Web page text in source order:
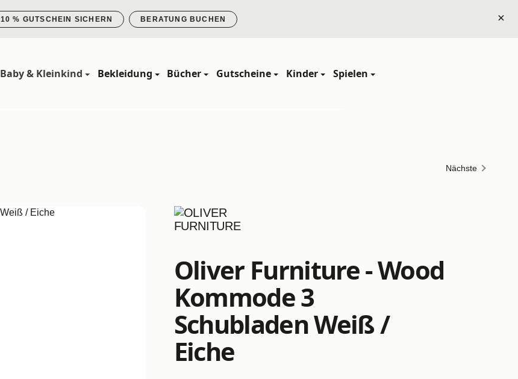
10 % GUTSCHEIN SICHERN BERATUNG BUCHEN ×
Baby & Kleinkind Bekleidung Bücher Gutscheine Kinder Spielen
Nächste
Oliver Furniture - Wood
Kommode 3
Schubladen Weiß /
Eiche